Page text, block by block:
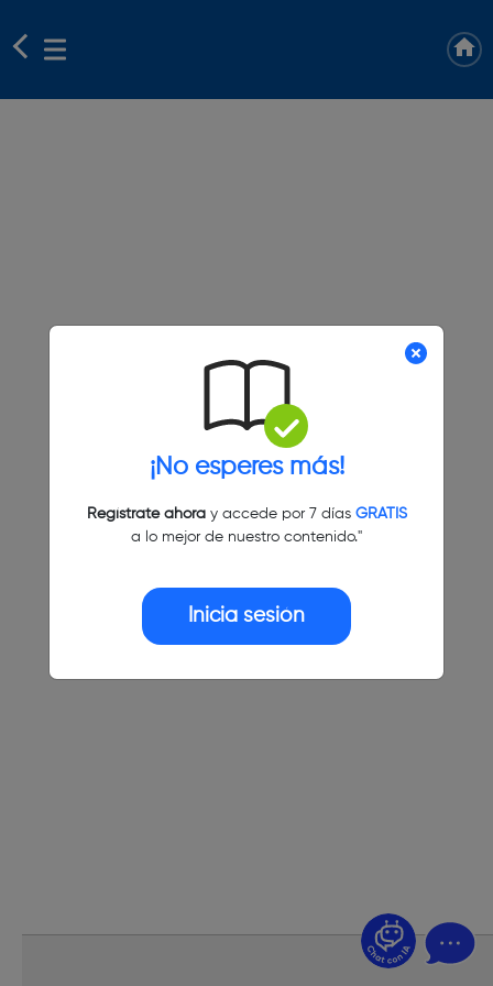
¡No esperes más!
Regístrate ahoray accede por 7 días GRATIS
a lo mejor de nuestro contenido."
Inicia sesión